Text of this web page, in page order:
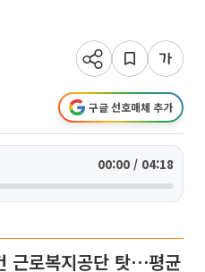
구글 선호매체 추가
00:00 / 04:18
근로복지공단 탓⋯평균